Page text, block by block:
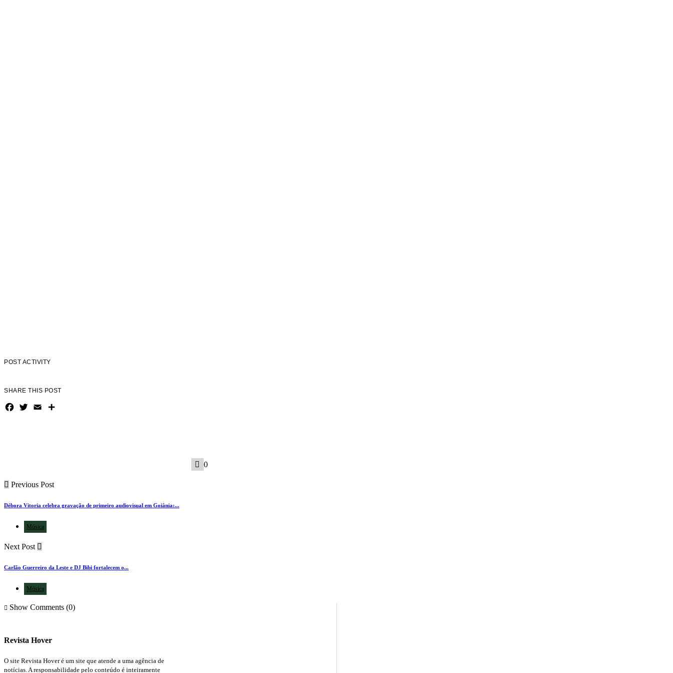
POST ACTIVITY
SHARE THIS POST
Facebook
TwitterEmailShare
0
Previous Post
Débora Vitoria celebra gravação de primeiro audiovisual em Goiânia:...
Música
Next Post
Carlão Guerreiro da Leste e DJ Bibi fortalecem o...
Música
Show Comments (0)
Revista Hover
O site Revista Hover é um site que atende a uma agência de
notícias. A responsabilidade pelo conteúdo é inteiramente